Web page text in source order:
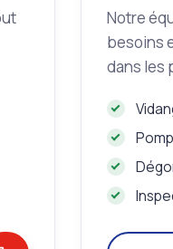
Notre
besoins
dans les